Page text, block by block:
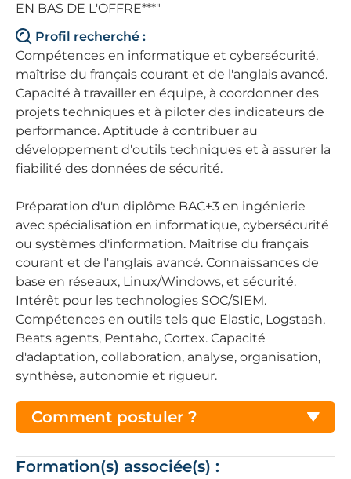
EN BAS DE L'OFFRE***"
Profil recherché :
Compétences en informatique et cybersécurité,
maîtrise du français courant et de l'anglais avancé.
Capacité à travailler en équipe, à coordonner des
projets techniques et à piloter des indicateurs de
performance. Aptitude à contribuer au
développement d'outils techniques et à assurer la
fiabilité des données de sécurité.
Préparation d'un diplôme BAC+3 en ingénierie
avec spécialisation en informatique, cybersécurité
ou systèmes d'information. Maîtrise du français
courant et de l'anglais avancé. Connaissances de
base en réseaux, Linux/Windows, et sécurité.
Intérêt pour les technologies SOC/SIEM.
Compétences en outils tels que Elastic, Logstash,
Beats agents, Pentaho, Cortex. Capacité
d'adaptation, collaboration, analyse, organisation,
synthèse, autonomie et rigueur.
Comment postuler ?
Formation(s) associée(s) :